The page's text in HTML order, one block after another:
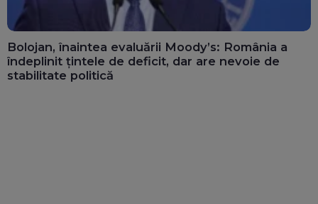
Bolojan, înaintea evaluării Moody’s: România a
îndeplinit țintele de deficit, dar are nevoie de
stabilitate politică